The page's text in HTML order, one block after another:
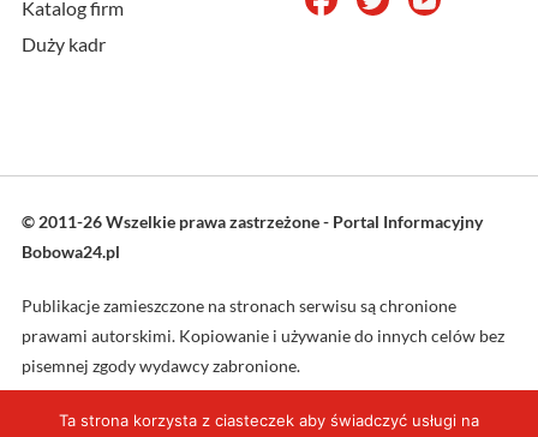
Katalog firm
Duży kadr
© 2011-26 Wszelkie prawa zastrzeżone - Portal Informacyjny
Bobowa24.pl
Publikacje zamieszczone na stronach serwisu są chronione
prawami autorskimi. Kopiowanie i używanie do innych celów bez
pisemnej zgody wydawcy zabronione.
Projekt oraz wykonanie: L4web.pl
Ta strona korzysta z ciasteczek aby świadczyć usługi na